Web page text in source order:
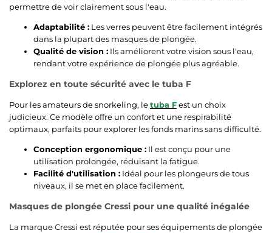
permettre de voir clairement sous l'eau.
Adaptabilité : Les verres peuvent être facilement intégrés
dans la plupart des masques de plongée.
Qualité de vision : Ils améliorent votre vision sous l'eau,
rendant votre expérience de plongée plus agréable.
Explorez en toute sécurité avec le tuba F
Pour les amateurs de snorkeling, letuba Fest un choix
judicieux. Ce modèle offre un confort et une respirabilité
optimaux, parfaits pour explorer les fonds marins sans difficulté.
Conception ergonomique : Il est conçu pour une
utilisation prolongée, réduisant la fatigue.
Facilité d'utilisation : Idéal pour les plongeurs de tous
niveaux, il se met en place facilement.
Masques de plongée Cressi pour une qualité inégalée
La marque Cressi est réputée pour ses équipements de plongée